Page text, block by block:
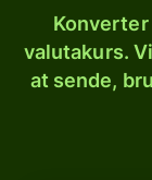
Konverter
valutakurs.
at sende,